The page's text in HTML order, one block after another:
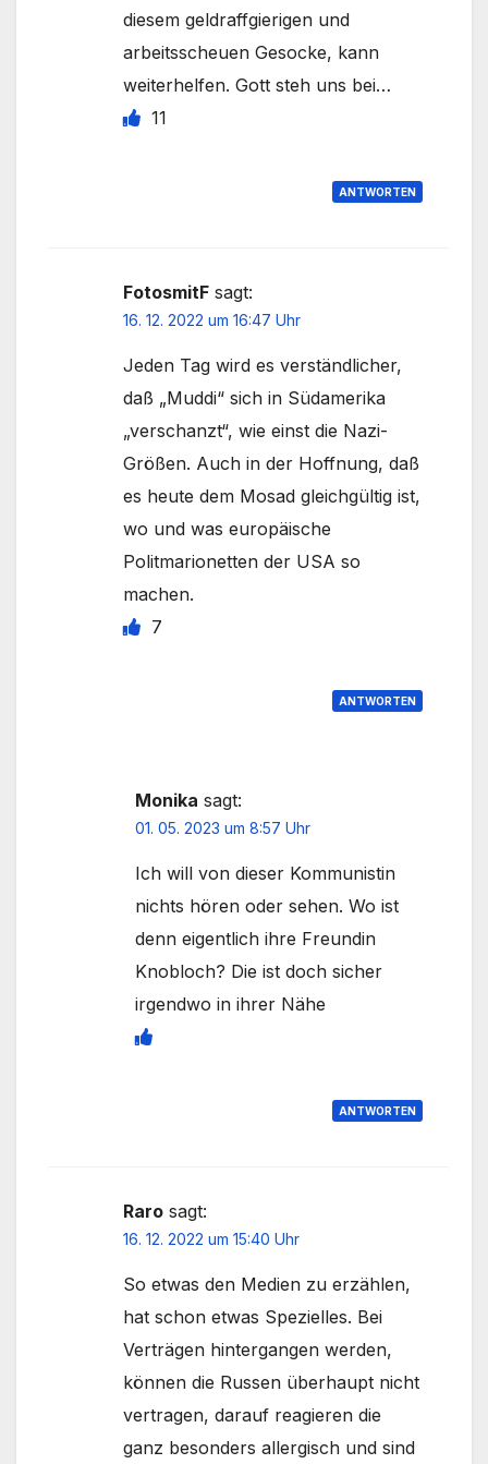
diesem geldraffgierigen und
arbeitsscheuen Gesocke, kann
weiterhelfen. Gott steh uns bei…
11
ANTWORTEN
FotosmitF sagt:
16. 12. 2022 um 16:47 Uhr
Jeden Tag wird es verständlicher,
daß „Muddi“ sich in Südamerika
„verschanzt“, wie einst die Nazi-
Größen. Auch in der Hoffnung, daß
es heute dem Mosad gleichgültig ist,
wo und was europäische
Politmarionetten der USA so
machen.
7
ANTWORTEN
Monika sagt:
01. 05. 2023 um 8:57 Uhr
Ich will von dieser Kommunistin
nichts hören oder sehen. Wo ist
denn eigentlich ihre Freundin
Knobloch? Die ist doch sicher
irgendwo in ihrer Nähe
ANTWORTEN
Raro sagt:
16. 12. 2022 um 15:40 Uhr
So etwas den Medien zu erzählen,
hat schon etwas Spezielles. Bei
Verträgen hintergangen werden,
können die Russen überhaupt nicht
vertragen, darauf reagieren die
ganz besonders allergisch und sind